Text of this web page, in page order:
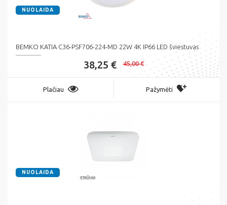
NUOLAIDA
BEMKO KATIA C36-PSF706-224-MD 22W 4K IP66 LED šviestuvas
38,25 € 45,00 €
Plačiau Pažymėti
NUOLAIDA